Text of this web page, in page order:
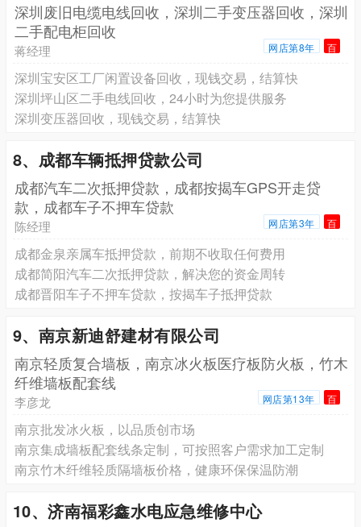
深圳废旧电缆电线回收，深圳二手变压器回收，深圳
二手配电柜回收
蒋经理 网店第8年 百
深圳宝安区工厂闲置设备回收，现钱交易，结算快
深圳坪山区二手电线回收，24小时为您提供服务
深圳变压器回收，现钱交易，结算快
8、成都车辆抵押贷款公司
成都汽车二次抵押贷款，成都按揭车GPS开走贷
款，成都车子不押车贷款
陈经理 网店第3年 百
成都金泉亲属车抵押贷款，前期不收取任何费用
成都简阳汽车二次抵押贷款，解决您的资金周转
成都晋阳车子不押车贷款，按揭车子抵押贷款
9、南京新迪舒建材有限公司
南京轻质复合墙板，南京冰火板医疗板防火板，竹木
纤维墙板配套线
李彦龙 网店第13年 百
南京批发冰火板，以品质创市场
南京集成墙板配套线条定制，可按照客户需求加工定制
南京竹木纤维轻质隔墙板价格，健康环保保温防潮
10、济南福彩鑫水电应急维修中心